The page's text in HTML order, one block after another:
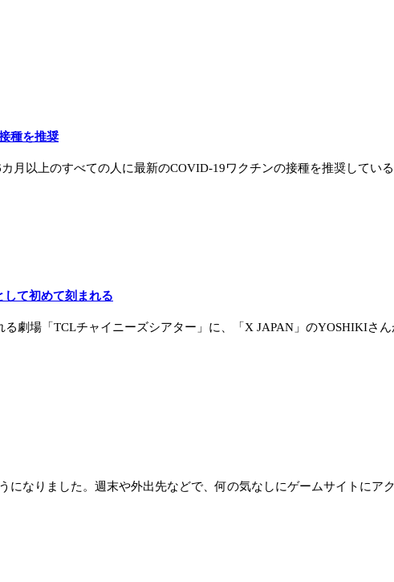
種を推奨
月以上のすべての人に最新のCOVID-19ワクチンの接種を推奨してい
て初めて刻まれる
劇場「TCLチャイニーズシアター」に、「X JAPAN」のYOSHIKIさ
になりました。週末や外出先などで、何の気なしにゲームサイトにア